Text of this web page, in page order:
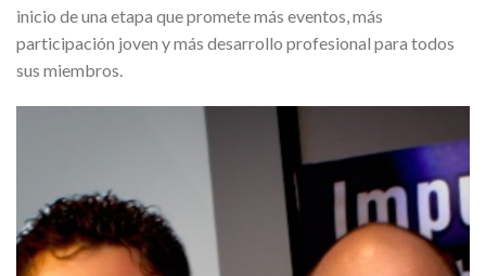
inicio de una etapa que promete más eventos, más
participación joven y más desarrollo profesional para todos
sus miembros.